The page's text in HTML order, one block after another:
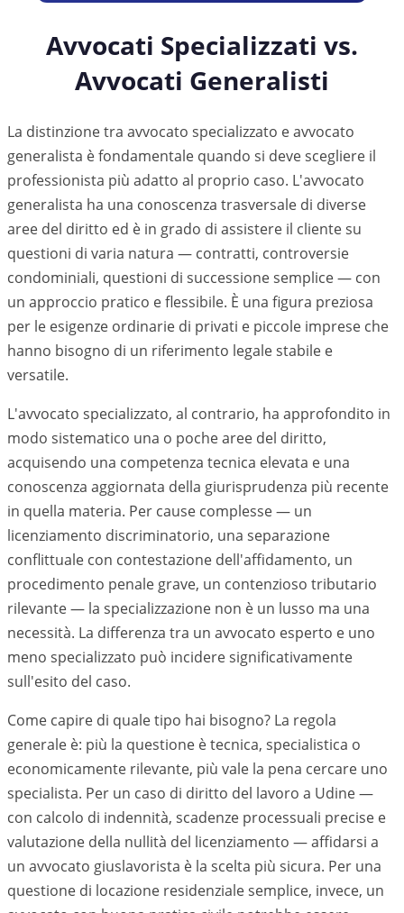
Avvocati Specializzati vs.
Avvocati Generalisti
La distinzione tra avvocato specializzato e avvocato
generalista è fondamentale quando si deve scegliere il
professionista più adatto al proprio caso. L'avvocato
generalista ha una conoscenza trasversale di diverse
aree del diritto ed è in grado di assistere il cliente su
questioni di varia natura — contratti, controversie
condominiali, questioni di successione semplice — con
un approccio pratico e flessibile. È una figura preziosa
per le esigenze ordinarie di privati e piccole imprese che
hanno bisogno di un riferimento legale stabile e
versatile.
L'avvocato specializzato, al contrario, ha approfondito in
modo sistematico una o poche aree del diritto,
acquisendo una competenza tecnica elevata e una
conoscenza aggiornata della giurisprudenza più recente
in quella materia. Per cause complesse — un
licenziamento discriminatorio, una separazione
conflittuale con contestazione dell'affidamento, un
procedimento penale grave, un contenzioso tributario
rilevante — la specializzazione non è un lusso ma una
necessità. La differenza tra un avvocato esperto e uno
meno specializzato può incidere significativamente
sull'esito del caso.
Come capire di quale tipo hai bisogno? La regola
generale è: più la questione è tecnica, specialistica o
economicamente rilevante, più vale la pena cercare uno
specialista. Per un caso di diritto del lavoro a Udine—
con calcolo di indennità, scadenze processuali precise e
valutazione della nullità del licenziamento — affidarsi a
un avvocato giuslavorista è la scelta più sicura. Per una
questione di locazione residenziale semplice, invece, un